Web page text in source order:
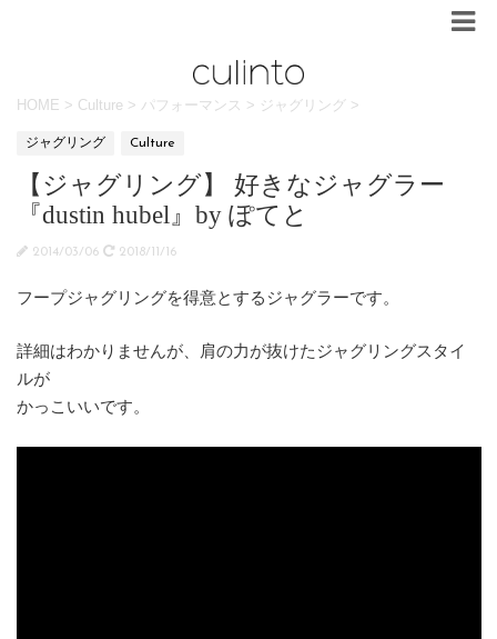
HOME > Culture > パフォーマンス > ジャグリング >
ジャグリング Culture
【ジャグリング】 好きなジャグラー
『dustin hubel』by ぽてと
2014/03/06 2018/11/16
フープジャグリングを得意とするジャグラーです。
詳細はわかりませんが、肩の力が抜けたジャグリングスタイ
ルが
かっこいいです。